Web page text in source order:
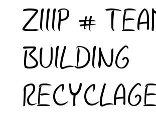
ZIIIP #
BUILDING